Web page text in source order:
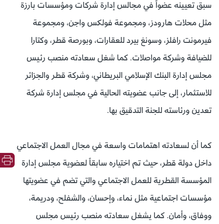
سبق تعيينه عضواً في مجالس إدارة شركات ومؤسسات بارزة
مثل محلات هارودز، ومجموعة فولكس واجن، ومجموعة
فيرمونت رافلز، وسونغ بيرد للعقارات، وبورصة قطر، وكتارا
للضيافة وشركة مواصلات. كما شغل سعادته منصب رئيس
مجلس إدارة البنك الإسلامي البريطاني، وشركة قطر والجزائر
للاستثمار، إلى جانب عضويته الحالية في مجلس إدارة شركة
تعدين ورئاسته للجنة التدقيق بها.
كما أن لسعادته اهتمامات واسعة في مجال العمل الاجتماعي
داخل دولة قطر، حيث تم اختياره سابقاً لعضوية مجلس إدارة
المؤسسة القطرية للعمل الاجتماعي والتي تضم في عضويتها
مؤسسات اجتماعية مثل نماء، وإحسان، والشفلح، ودريمة،
ووفاق، وأمان. كما يشغل سعادته منصب رئيس مجلس